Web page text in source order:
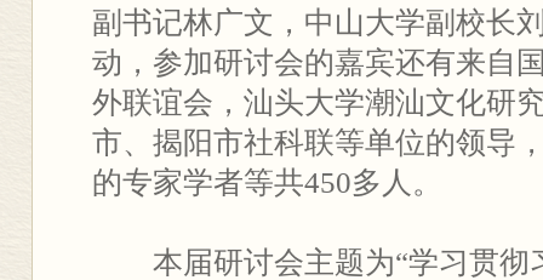
副书记林广文，中山大学副校长
动，参加研讨会的嘉宾还有来自
外联谊会，汕头大学潮汕文化研
市、揭阳市社科联等单位的领导
的专家学者等共450多人。
本届研讨会主题为“学习贯